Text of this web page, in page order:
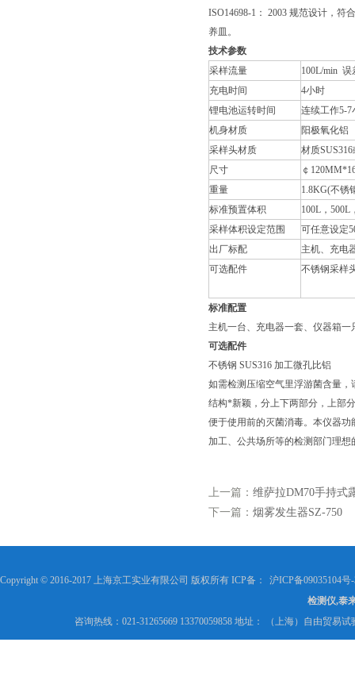
ISO14698-1 ： 2003 规范设计，符合
养皿。
技术参数
采样流量
100L/min 误
充电时间
4小时
锂电池运转时间
连续工作5-7
机身材质
阳极氧化铝
采样头材质
材质SUS316
尺寸
￠
重量
1.8KG(不锈
标准预置体积
100L ， 500L
采样体积设定范围
可任意设定
出厂标配
主机、充电
可选配件
不锈钢采样
标准配置
主机一台、充电器一套、仪器箱
可选配件
不锈钢 SUS316 加工微孔比铝
如需检测压缩空气里浮游菌含量，
结构*新颖，分上下两部分，上部
便于使用前的灭菌消毒。本仪器
加工、公共场所等的检测部门理
上一篇： 维萨拉DM70手持式
下一篇： 烟雾发生器SZ-750
Copyright © 2016-2017 上海京工实业有限公司 版权所有 ICP备：
沪ICP备09035104号
检测仪,泰
咨询热线：021-31265669 13370059858 地址： （上海）自由贸易